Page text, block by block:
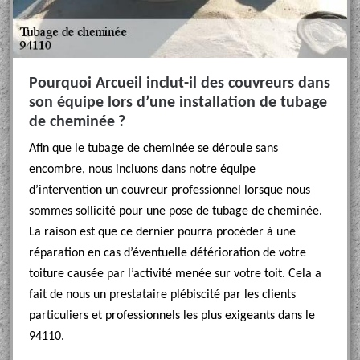
Pourquoi Arcueil inclut-il des couvreurs dans
son équipe lors d’une installation de tubage
de cheminée ?
Afin que le tubage de cheminée se déroule sans
encombre, nous incluons dans notre équipe
d’intervention un couvreur professionnel lorsque nous
sommes sollicité pour une pose de tubage de cheminée.
La raison est que ce dernier pourra procéder à une
réparation en cas d’éventuelle détérioration de votre
toiture causée par l’activité menée sur votre toit. Cela a
fait de nous un prestataire plébiscité par les clients
particuliers et professionnels les plus exigeants dans le
94110.